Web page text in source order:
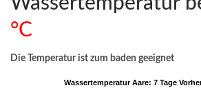
°C
Die Temperatur ist zum baden geeignet
Wassertemperatur Aare: 7 Tage